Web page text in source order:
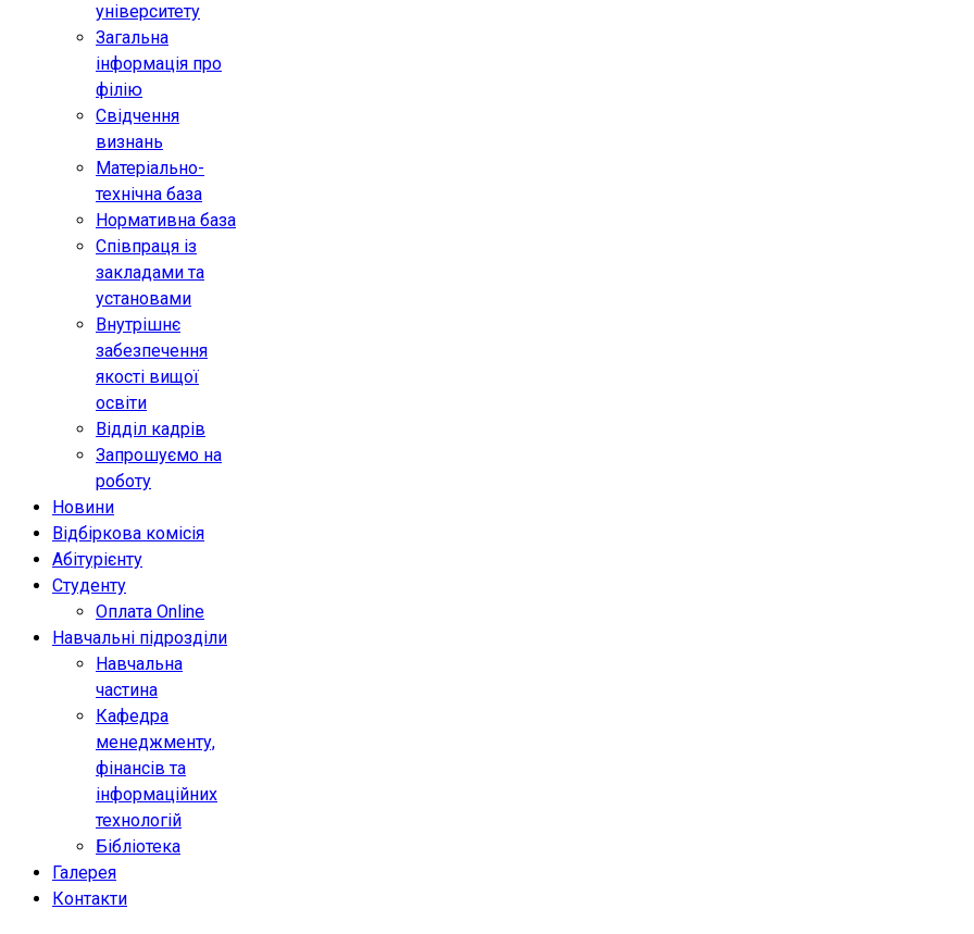
університету
Загальна
інформація про
філію
Свідчення
визнань
Матеріально-
технічна база
Нормативна база
Співпраця із
закладами та
установами
Внутрішнє
забезпечення
якості вищої
освіти
Відділ кадрів
Запрошуємо на
роботу
Новини
Відбіркова комісія
Абітурієнту
Студенту
Оплата Online
Навчальні підрозділи
Навчальна
частина
Кафедра
менеджменту,
фінансів та
інформаційних
технологій
Бібліотека
Галерея
Контакти